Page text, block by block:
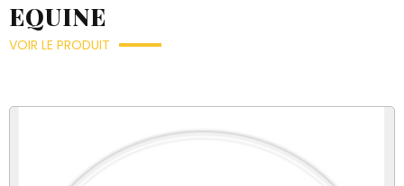
EQUINE
VOIR LE PRODUIT